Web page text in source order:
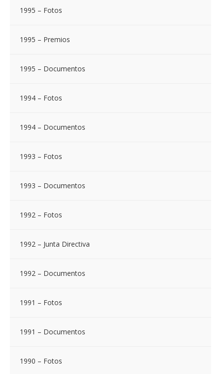
1995 – Fotos
1995 – Premios
1995 – Documentos
1994 – Fotos
1994 – Documentos
1993 – Fotos
1993 – Documentos
1992 – Fotos
1992 – Junta Directiva
1992 – Documentos
1991 – Fotos
1991 – Documentos
1990 – Fotos